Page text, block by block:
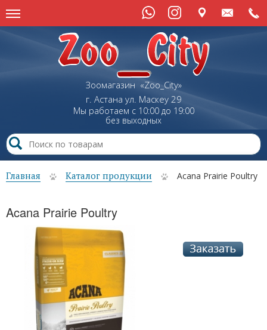
Зоомагазин «Zoo_City»
г. Астана ул. Маскеу29
Мы работаем с 10:00 до 19:00
без выходных
Главная Каталог продукции Acana Prairie Poultry
Acana Prairie Poultry